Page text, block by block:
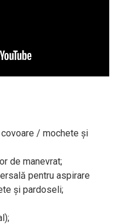
/ mochete și
de manevrat;
pentru aspirare
și pardoseli;